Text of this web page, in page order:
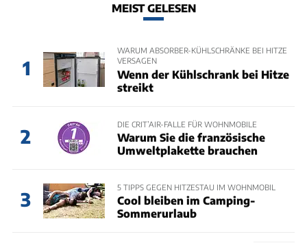
MEIST GELESEN
1
WARUM ABSORBER-KÜHLSCHRÄNKE BEI HITZE
VERSAGEN
Wenn der Kühlschrank bei Hitze
streikt
2
DIE CRIT’AIR-FALLE FÜR WOHNMOBILE
Warum Sie die französische
Umweltplakette brauchen
3
5 TIPPS GEGEN HITZESTAU IM WOHNMOBIL
Cool bleiben im Camping-
Sommerurlaub